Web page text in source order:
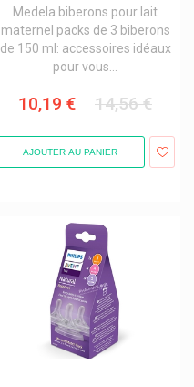
Medela biberons pour lait
maternel packs de 3 biberons
de 150 ml: accessoires idéaux
pour vous...
10,19 € 14,56 €
AJOUTER AU PANIER